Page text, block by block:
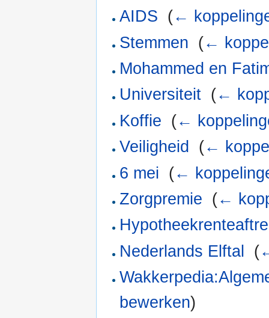
AIDS (←
Stemmen (←
Mohammed en
Universiteit (←
Koffie (←
Veiligheid
(←
6 mei (←
Zorgpremie (←
Nederlands Elftal
(
bewerken)